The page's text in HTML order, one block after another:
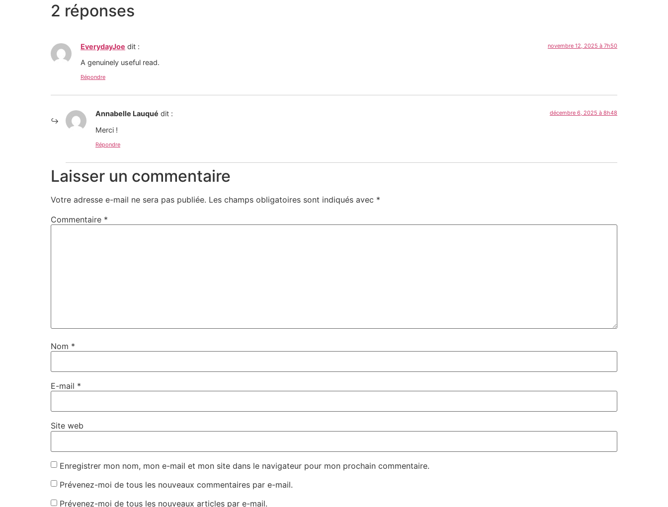
2 réponses
EverydayJoe dit : novembre 12, 2025 à 7h50
A genuinely useful read.
Répondre
Annabelle Lauqué dit : décembre 6, 2025 à 8h48
Merci !
Répondre
Laisser un commentaire
Votre adresse e-mail ne sera pas publiée. Les champs obligatoires sont indiqués avec *
Commentaire *
Nom *
E-mail *
Site web
Enregistrer mon nom, mon e-mail et mon site dans le navigateur pour mon prochain commentaire.
Prévenez-moi de tous les nouveaux commentaires par e-mail.
Prévenez-moi de tous les nouveaux articles par e-mail.